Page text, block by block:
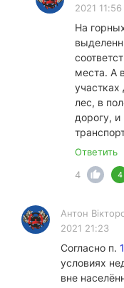
2021 11:56
На
места. А
участках
лес, в
дорогу, и
Ответить
4
4
Антон
2021 21:23
Согласно п.
условиях
вне